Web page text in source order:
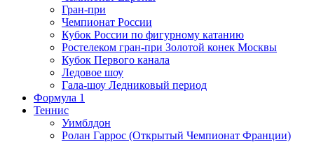
Гран-при
Чемпионат России
Кубок России по фигурному катанию
Ростелеком гран-при Золотой конек Москвы
Кубок Первого канала
Ледовое шоу
Гала-шоу Ледниковый период
Формула 1
Теннис
Уимблдон
Ролан Гаррос (Открытый Чемпионат Франции)